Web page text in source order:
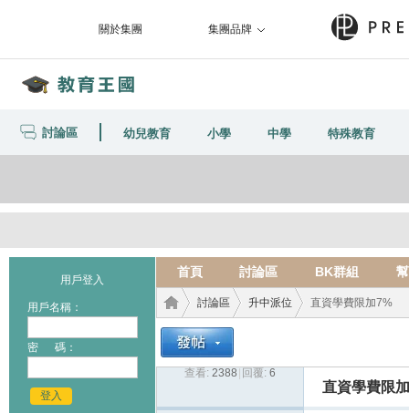
關於集團 集團品牌
討論區 幼兒教育 小學 中學 特殊教育
用戶登入
用戶名稱：
密 碼：
登入
首頁 討論區 BK群組
討論區
›
升中派位 直資學費限加7%
查看: 2388 回覆: 6
直資學費限